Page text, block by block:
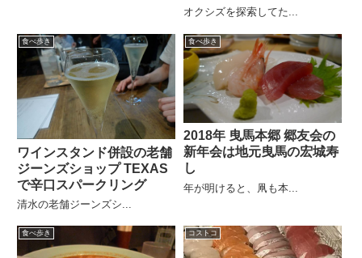
オクシズを探索してた...
食べ歩き
ワインスタンド併設の老舗
ジーンズショップ TEXAS
で辛口スパークリング
清水の老舗ジーンズシ...
食べ歩き
2018年 曳馬本郷 郷友会の
新年会は地元曳馬の宏城寿
し
年が明けると、凧も本...
食べ歩き コストコ